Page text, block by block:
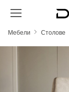
Преминете към
Мебели Столове
Пропуснете